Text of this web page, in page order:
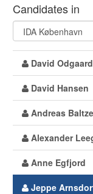
Candidates in
David
David Hansen
Andreas
Alexander
Anne Egfjord
Jeppe